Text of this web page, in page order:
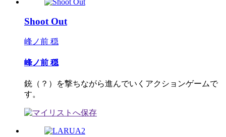
Shoot Out
峰ノ前 穏
峰ノ前 穏
銃（？）を撃ちながら進んでいくアクションゲームで
す。